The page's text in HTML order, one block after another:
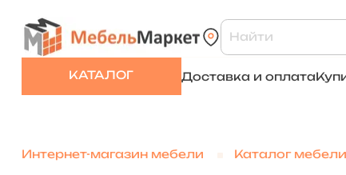
КАТАЛОГ Доставка и оплата
Интернет-магазин мебели Каталог мебели